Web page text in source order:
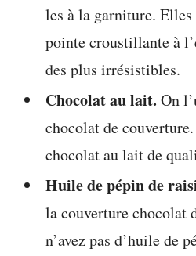
les à la garniture.
pointe croustillante à
des plus irrésistibles.
Chocolat au lait. On
chocolat de
chocolat au lait de
Huile de pépin de
la couverture chocolat
n’avez pas d’huile de